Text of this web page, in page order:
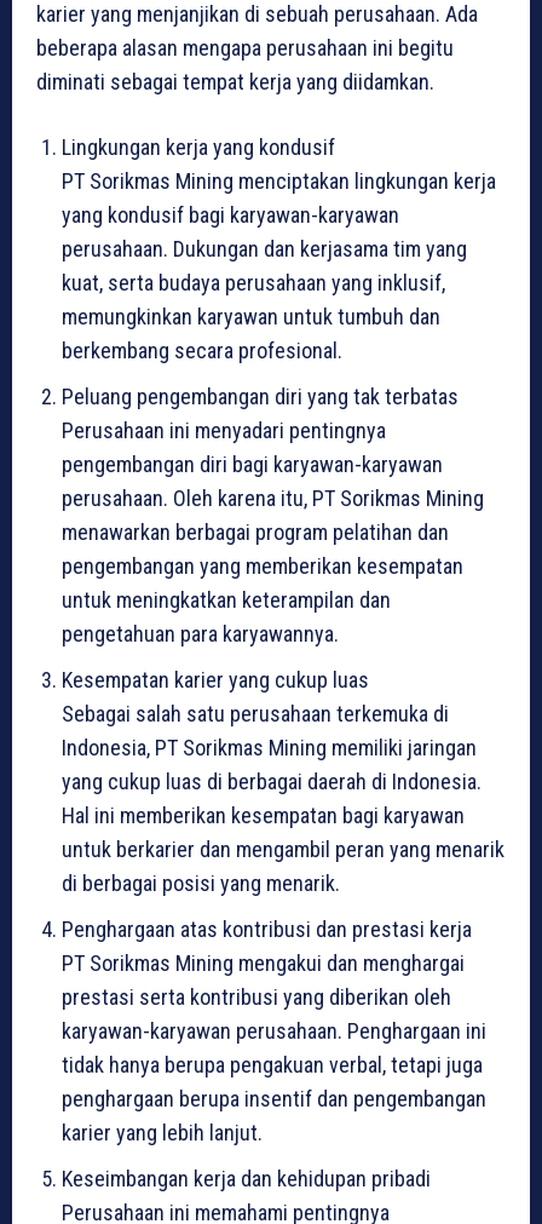
karier yang menjanjikan di sebuah perusahaan. Ada
beberapa alasan mengapa perusahaan ini begitu
diminati sebagai tempat kerja yang diidamkan.
Lingkungan kerja yang kondusif
PT Sorikmas Mining menciptakan lingkungan kerja
yang kondusif bagi karyawan-karyawan
perusahaan. Dukungan dan kerjasama tim yang
kuat, serta budaya perusahaan yang inklusif,
memungkinkan karyawan untuk tumbuh dan
berkembang secara profesional.
Peluang pengembangan diri yang tak terbatas
Perusahaan ini menyadari pentingnya
pengembangan diri bagi karyawan-karyawan
perusahaan. Oleh karena itu, PT Sorikmas Mining
menawarkan berbagai program pelatihan dan
pengembangan yang memberikan kesempatan
untuk meningkatkan keterampilan dan
pengetahuan para karyawannya.
Kesempatan karier yang cukup luas
Sebagai salah satu perusahaan terkemuka di
Indonesia, PT Sorikmas Mining memiliki jaringan
yang cukup luas di berbagai daerah di Indonesia.
Hal ini memberikan kesempatan bagi karyawan
untuk berkarier dan mengambil peran yang menarik
di berbagai posisi yang menarik.
Penghargaan atas kontribusi dan prestasi kerja
PT Sorikmas Mining mengakui dan menghargai
prestasi serta kontribusi yang diberikan oleh
karyawan-karyawan perusahaan. Penghargaan ini
tidak hanya berupa pengakuan verbal, tetapi juga
penghargaan berupa insentif dan pengembangan
karier yang lebih lanjut.
Keseimbangan kerja dan kehidupan pribadi
Perusahaan ini memahami pentingnya